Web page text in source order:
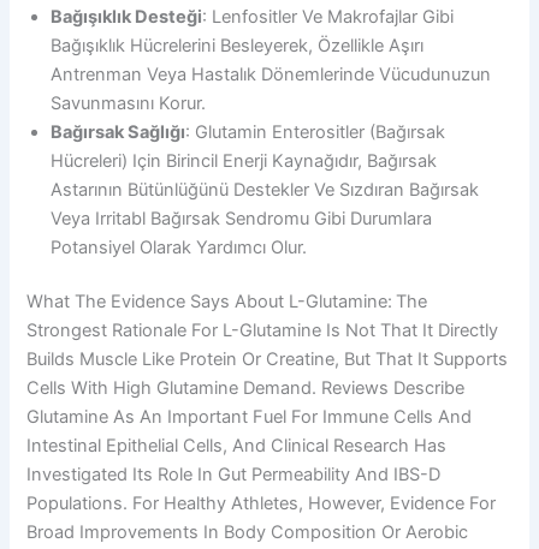
Bağışıklık Desteği: Lenfositler Ve Makrofajlar Gibi
Bağışıklık Hücrelerini Besleyerek, Özellikle Aşırı
Antrenman Veya Hastalık Dönemlerinde Vücudunuzun
Savunmasını Korur.
Bağırsak Sağlığı: Glutamin Enterositler (bağırsak
Hücreleri) Için Birincil Enerji Kaynağıdır, Bağırsak
Astarının Bütünlüğünü Destekler Ve Sızdıran Bağırsak
Veya Irritabl Bağırsak Sendromu Gibi Durumlara
Potansiyel Olarak Yardımcı Olur.
What The Evidence Says About L-Glutamine: The
Strongest Rationale For L-Glutamine Is Not That It Directly
Builds Muscle Like Protein Or Creatine, But That It Supports
Cells With High Glutamine Demand. Reviews Describe
Glutamine As An Important Fuel For Immune Cells And
Intestinal Epithelial Cells, And Clinical Research Has
Investigated Its Role In Gut Permeability And IBS-D
Populations. For Healthy Athletes, However, Evidence For
Broad Improvements In Body Composition Or Aerobic